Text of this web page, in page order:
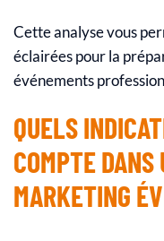
Cette analyse vous
éclairées pour la
événements
QUELS
COMPTE
MARKETING